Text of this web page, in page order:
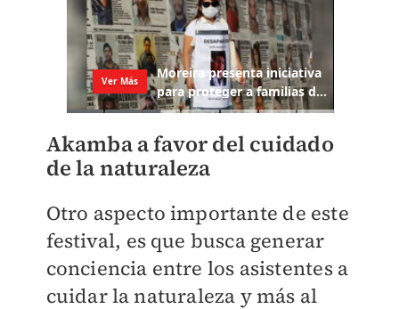
Akamba a favor del cuidado
de la naturaleza
Otro aspecto importante de este
festival, es que busca generar
conciencia entre los asistentes a
cuidar la naturaleza y más al